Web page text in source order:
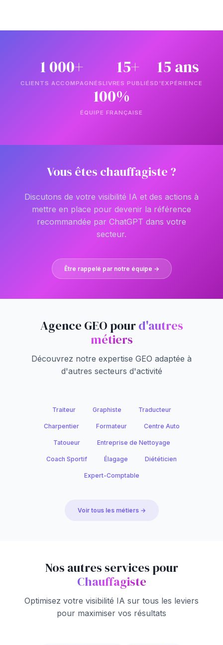
1 000+
CLIENTS ACCOMPAGNÉS
15+
LIVRES PUBLIÉS
15 ans
D'EXPÉRIENCE
100%
ÉQUIPE FRANÇAISE
Vous êtes chauffagiste ?
Discutons de votre visibilité IA et des actions à
mettre en place pour devenir la référence
recommandée par ChatGPT dans votre
secteur.
Être rappelé par notre équipe →
Agence GEO pourd'autres
métiers
Découvrez notre expertise GEO adaptée à
d'autres secteurs d'activité
Traiteur Graphiste Traducteur
Charpentier Formateur Centre Auto
Tatoueur Entreprise de Nettoyage
Coach Sportif Élagage Diététicien
Expert-Comptable
Voir tous les métiers →
Nos autres services pour
Chauffagiste
Optimisez votre visibilité IA sur tous les leviers
pour maximiser vos résultats